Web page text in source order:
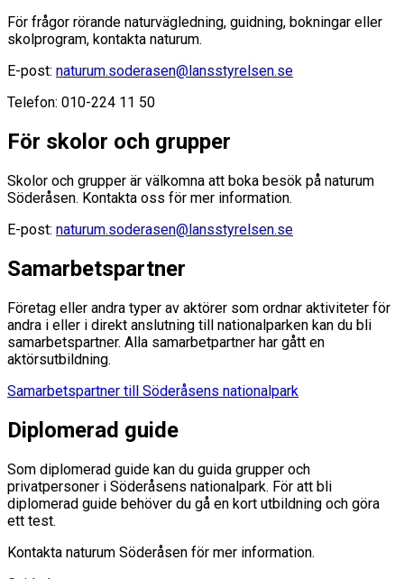
För frågor rörande naturvägledning, guidning, bokningar eller
skolprogram, kontakta naturum.
E-post: naturum.soderasen@lansstyrelsen.se
Telefon: 010-224 11 50
För skolor och grupper
Skolor och grupper är välkomna att boka besök på naturum
Söderåsen. Kontakta oss för mer information.
E-post: naturum.soderasen@lansstyrelsen.se
Samarbetspartner
Företag eller andra typer av aktörer som ordnar aktiviteter för
andra i eller i direkt anslutning till nationalparken kan du bli
samarbetspartner. Alla samarbetpartner har gått en
aktörsutbildning.
Samarbetspartner till Söderåsens nationalpark
Diplomerad guide
Som diplomerad guide kan du guida grupper och
privatpersoner i Söderåsens nationalpark. För att bli
diplomerad guide behöver du gå en kort utbildning och göra
ett test.
Kontakta naturum Söderåsen för mer information.